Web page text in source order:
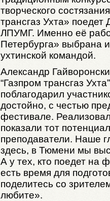
творческого
трансгаз Ухта»
ЛПУМГ. Именно её
Петербурга» выбрана
ухтинской командой.
Александр
“Газпром трансгаз
поблагодарил
достойно, с честью
фестивале.
показали тот
преподаватели. Наше
здесь, в Тюмени мы
А у тех, кто поедет на
есть время для
поделитесь со
любите».